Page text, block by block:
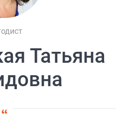
Татьяна